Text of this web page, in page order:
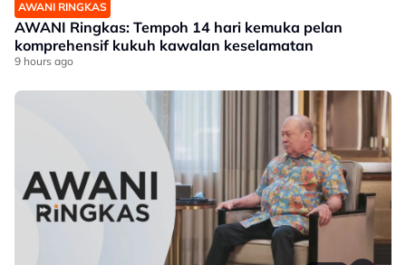
AWANI RINGKAS
AWANI Ringkas: Tempoh 14 hari kemuka pelan
komprehensif kukuh kawalan keselamatan
9 hours ago